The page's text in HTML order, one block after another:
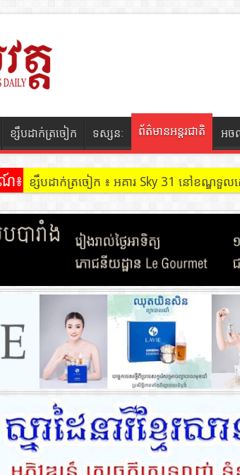
ខ្សឹបដាក់ត្រចៀក ទស្សនៈ ព័ត៌មានអន្តរជាតិ អច
ណ៍៖ ខ្សឹបដាក់ត្រចៀក ៖ អគារ Sky 31 នៅខណ្ឌទួ